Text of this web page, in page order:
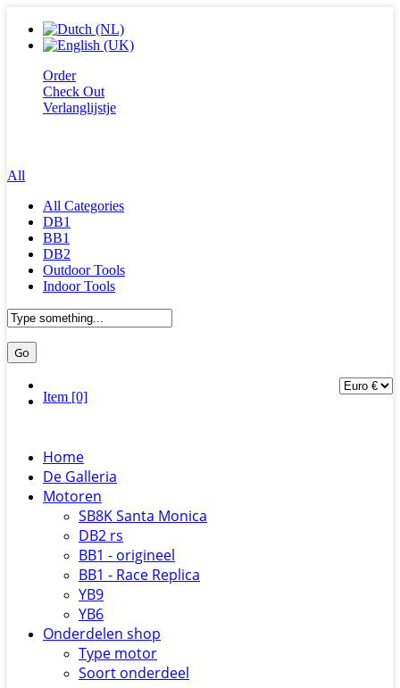
Order
Check Out
Verlanglijstje
All
All Categories
DB1
BB1
DB2
Outdoor Tools
Indoor Tools
Item [0]
Home
De Galleria
Motoren
SB8K Santa Monica
DB2 rs
BB1 - origineel
BB1 - Race Replica
YB9
YB6
Onderdelen shop
Type motor
Soort onderdeel